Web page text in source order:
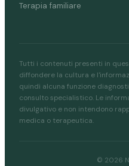
Terapia familiare
Tutti i contenuti presenti in
diffondere la cultura e
quindi alcuna funzione
consulto specialistico. Le
divulgativo e non intendono
medica o terapeutica.
© 2026